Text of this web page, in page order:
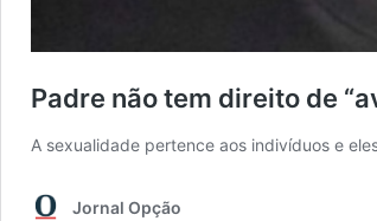
Padre não tem direito de
A sexualidade pertence aos indivíduos e
Jornal Opção